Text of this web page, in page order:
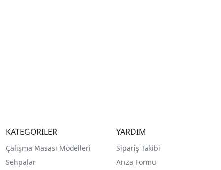
KATEGORİLER
Çalışma Masası Modelleri
Sehpalar
YARDIM
Sipariş Takibi
Arıza Formu